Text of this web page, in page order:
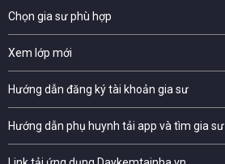
Chọn gia sư phù hợp
Xem lớp mới
Hướng dẫn đăng ký tài khoản gia sư
Hướng dẫn phụ huynh tải app và tìm gia sư